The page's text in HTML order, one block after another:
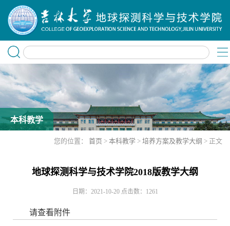
本科教学
您的位置： 首页 > 本科教学 > 培养方案及教学大纲 > 正文
地球探测科学与技术学院2018版教学大纲
日期：2021-10-20 点击数： 1261
请查看附件